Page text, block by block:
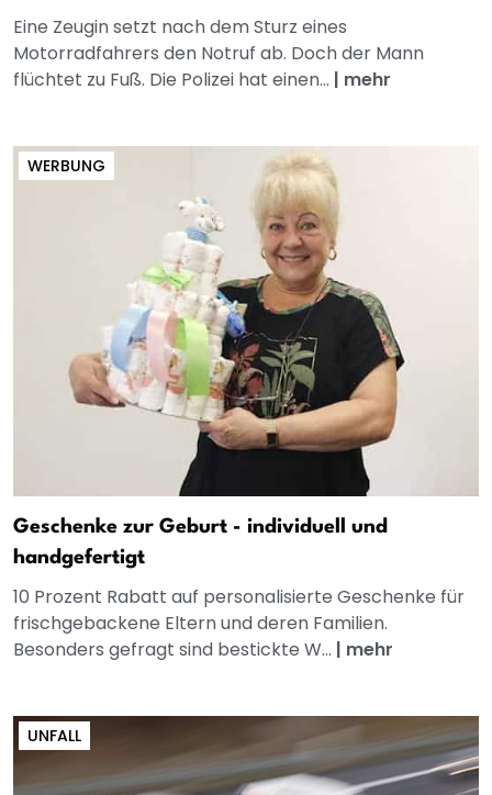
Eine Zeugin setzt nach dem Sturz eines
Motorradfahrers den Notruf ab. Doch der Mann
flüchtet zu Fuß. Die Polizei hat einen... | mehr
WERBUNG
Geschenke zur Geburt - individuell und
handgefertigt
10 Prozent Rabatt auf personalisierte Geschenke für
frischgebackene Eltern und deren Familien.
Besonders gefragt sind bestickte W... | mehr
UNFALL